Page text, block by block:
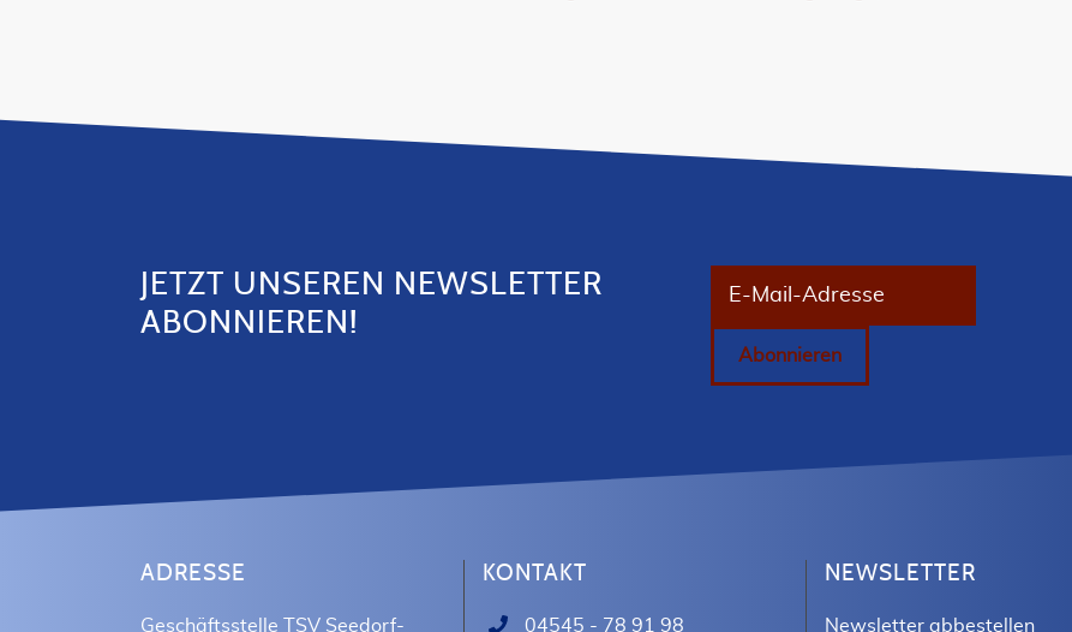
JETZT UNSEREN NEWSLETTER
ABONNIEREN!
Abonnieren
ADRESSE
Geschäftsstelle TSV Seedorf-
KONTAKT
04545 - 78 91 98
NEWSLETTER
Newsletter abbestellen